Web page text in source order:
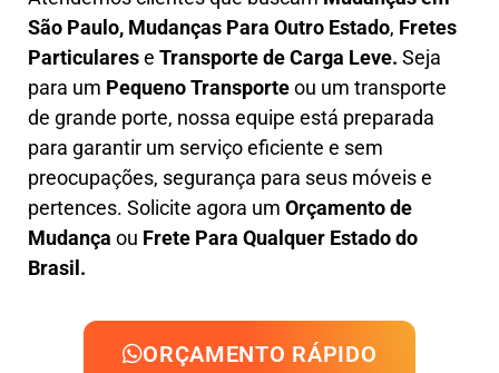
São Paulo, Mudanças Para Outro Estado, Fretes
Particularese Transportede Carga Leve. Seja
para um Pequeno Transporteou um transporte
de grande porte, nossa equipe está preparada
para garantir um serviço eficiente e sem
preocupações, segurança para seus móveis e
pertences. Solicite agora um Orçamento de
Mudança ou Frete Para Qualquer Estado do
Brasil.
ORÇAMENTO RÁPIDO